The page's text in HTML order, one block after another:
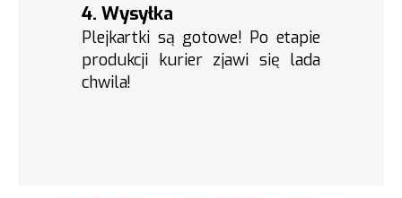
4. Wysyłka
Plejkartki są gotowe! Po etapie
produkcji kurier zjawi się lada
chwila!